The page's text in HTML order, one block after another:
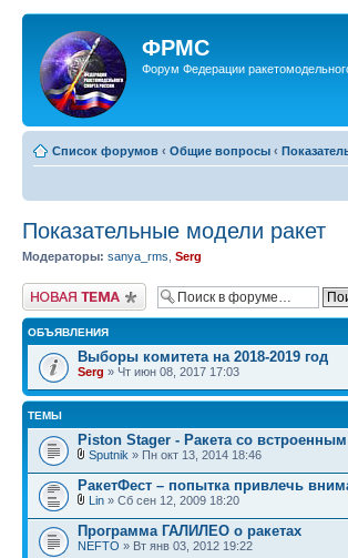
ФРМС
Форум Федерации
Список форумов ‹ Общие вопросы ‹
Показательные модели ракет
Модераторы: sanya_rms Serg
Новая тема
ОБЪЯВЛЕНИЯ
Выборы комитета на 2018-2019 год
Serg » Чт июн 08, 2017 17:03
ТЕМЫ
Piston Stager - Ракета со
Sputnik » Пн окт 13, 2014 18:46
РакетФест – попытка привлечь
Lin » Сб сен 12, 2009 18:20
Программа ГАЛИЛЕО о ракетах
NEFTO » Вт янв 03, 2012 19:22